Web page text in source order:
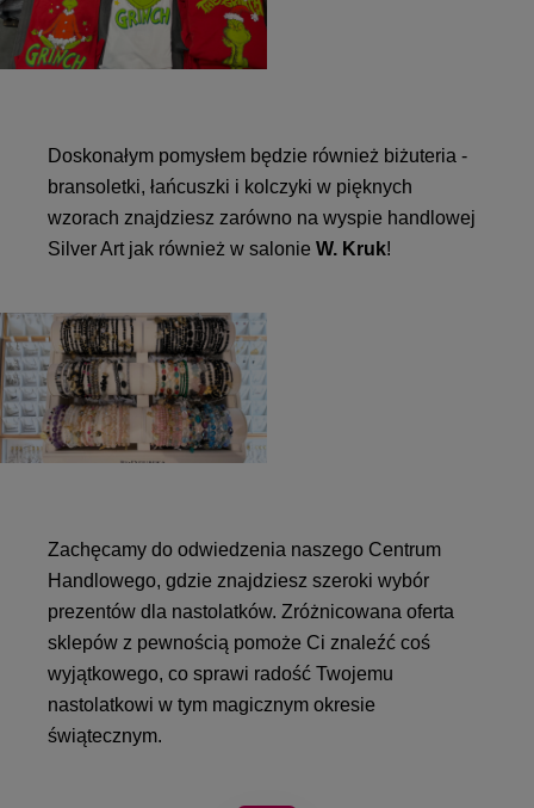
Doskonałym pomysłem będzie również biżuteria -
bransoletki, łańcuszki i kolczyki w pięknych
wzorach znajdziesz zarówno na wyspie handlowej
Silver Art jak również w salonie W. Kruk!
Zachęcamy do odwiedzenia naszego Centrum
Handlowego, gdzie znajdziesz szeroki wybór
prezentów dla nastolatków. Zróżnicowana oferta
sklepów z pewnością pomoże Ci znaleźć coś
wyjątkowego, co sprawi radość Twojemu
nastolatkowi w tym magicznym okresie
świątecznym.